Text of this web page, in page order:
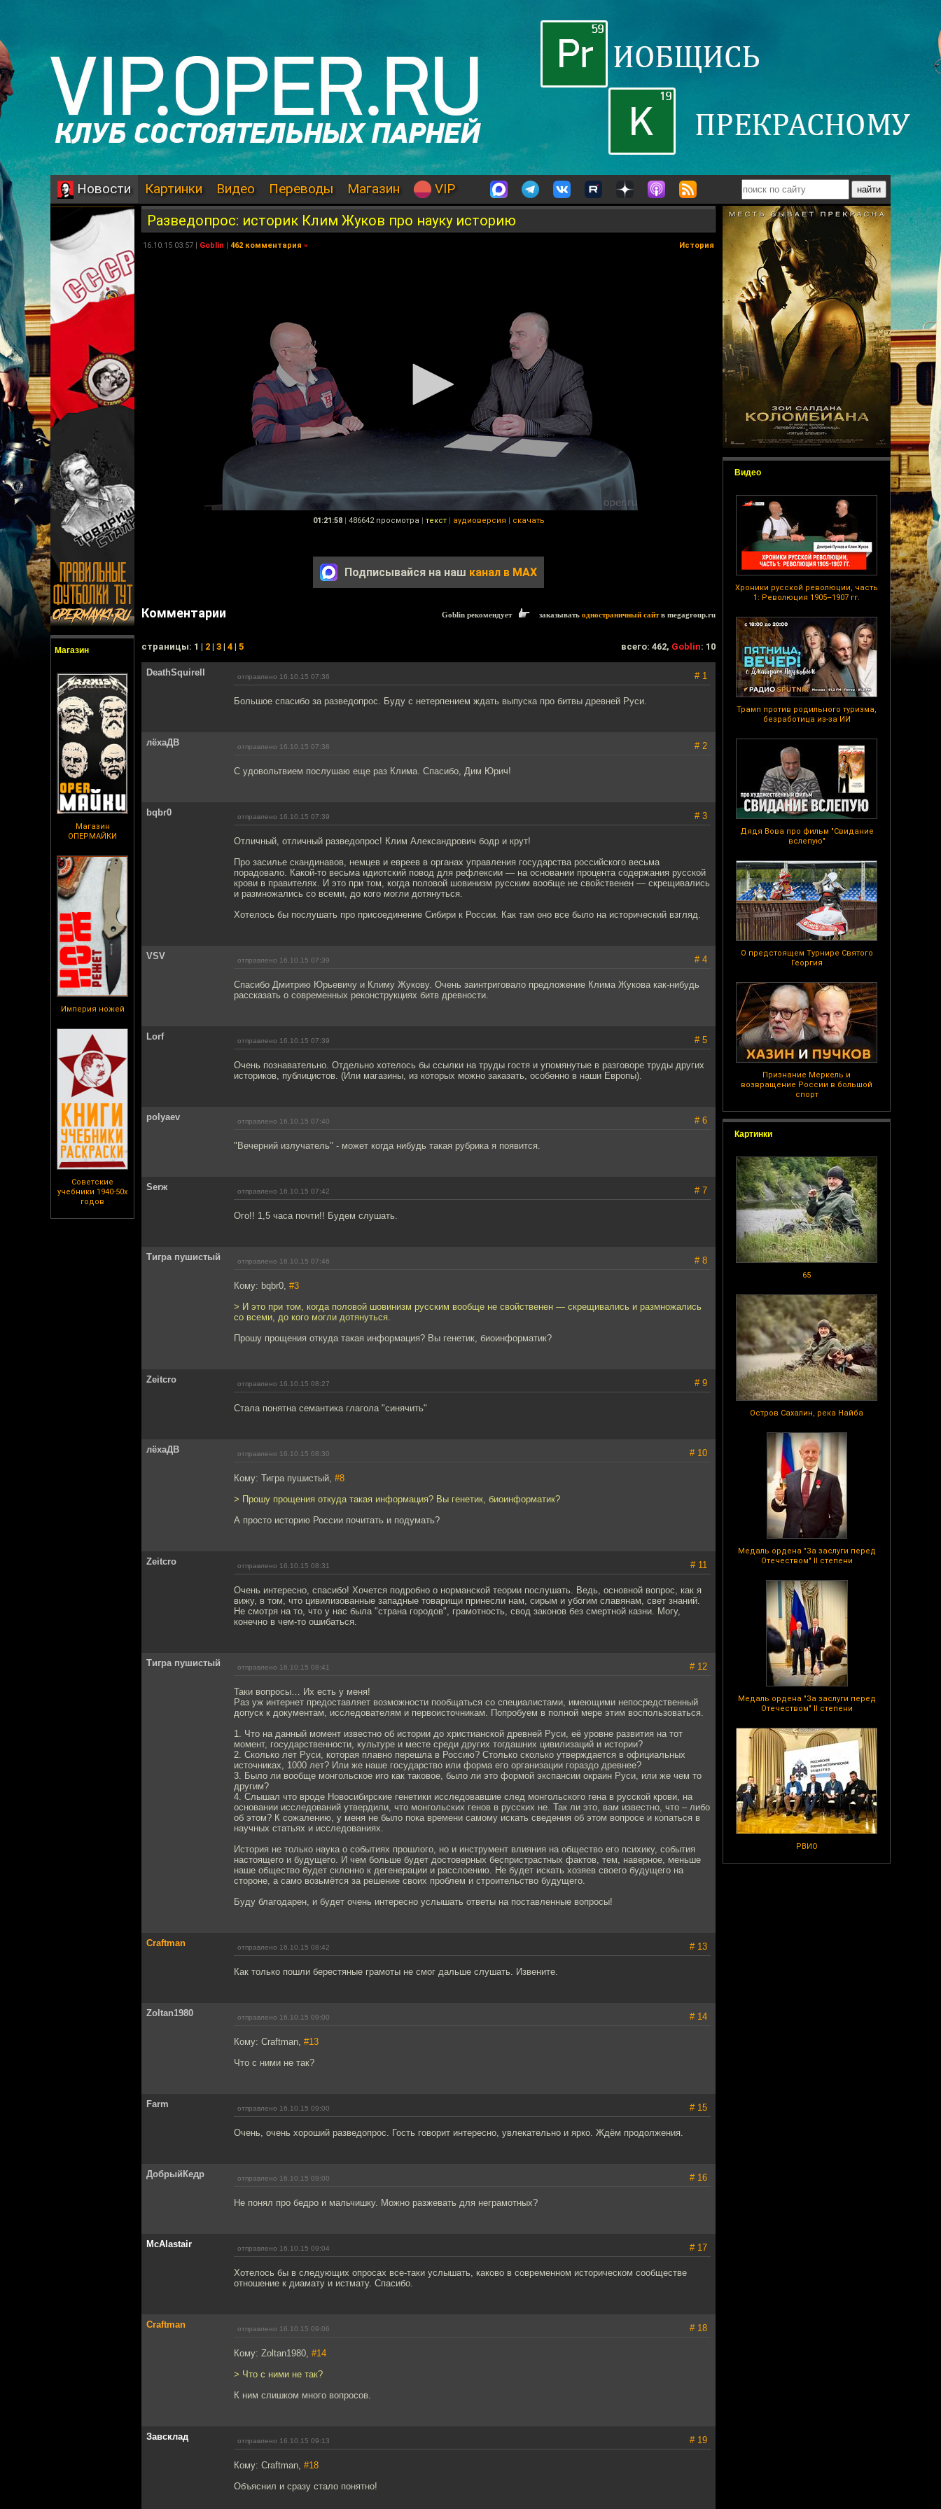
Новости Картинки Видео Переводы Магазин VIP
Магазин
Магазин
ОПЕРМАЙКИ
Империя ножей
Советские
учебники 1940-50х
годов
Видео
Хроники русской революции, часть
1: Революция 1905–1907 гг.
Трамп против родильного туризма,
безработица из-за ИИ
Дядя Вова про фильм "Свидание
вслепую"
О предстоящем Турнире Святого
Георгия
Признание Меркель и
возвращение России в большой
спорт
Картинки
65
Остров Сахалин, река Найба
Медаль ордена "За заслуги перед
Отечеством" II степени
Медаль ордена "За заслуги перед
Отечеством" II степени
РВИО
Разведопрос: историк Клим Жуков про науку историю
16.10.15 03:57 | Goblin | 462 комментария » История
01:21:58 | 486642 просмотра | текст | аудиоверсия | скачать
Подписывайся на наш канал в MAX
Комментарии Goblin рекомендует заказывать одностраничный сайтв megagroup.ru
cтраницы: 1 | 2 | 3 | 4 | 5 всего: 462, Goblin: 10
DeathSquirell отправлено 16.10.15 07:36 # 1
Большое спасибо за разведопрос. Буду с нетерпением ждать выпуска про битвы древней Руси.
лёхаДВ отправлено 16.10.15 07:38 # 2
С удовольтвием послушаю еще раз Клима. Спасибо, Дим Юрич!
bqbr0 отправлено 16.10.15 07:39 # 3
Отличный, отличный разведопрос! Клим Александрович бодр и крут!
Про засилье скандинавов, немцев и евреев в органах управления государства российского весьма
порадовало. Какой-то весьма идиотский повод для рефлексии — на основании процента содержания русской
крови в правителях. И это при том, когда половой шовинизм русским вообще не свойственен — скрещивались
и размножались со всеми, до кого могли дотянуться.
Хотелось бы послушать про присоединение Сибири к России. Как там оно все было на исторический взгляд.
VSV отправлено 16.10.15 07:39 # 4
Спасибо Дмитрию Юрьевичу и Климу Жукову. Очень заинтриговало предложение Клима Жукова как-нибудь
рассказать о современных реконструкциях битв древности.
Lorf отправлено 16.10.15 07:39 # 5
Очень познавательно. Отдельно хотелось бы ссылки на труды гостя и упомянутые в разговоре труды других
историков, публицистов. (Или магазины, из которых можно заказать, особенно в наши Европы).
polyaev отправлено 16.10.15 07:40 # 6
"Вечерний излучатель" - может когда нибудь такая рубрика я появится.
Serж отправлено 16.10.15 07:42 # 7
Ого!! 1,5 часа почти!! Будем слушать.
Тигра пушистый отправлено 16.10.15 07:46 # 8
Кому: bqbr0, #3
> И это при том, когда половой шовинизм русским вообще не свойственен — скрещивались и размножались
со всеми, до кого могли дотянуться.
Прошу прощения откуда такая информация? Вы генетик, биоинформатик?
Zeitcro отправлено 16.10.15 08:27 # 9
Стала понятна семантика глагола "синячить"
лёхаДВ отправлено 16.10.15 08:30 # 10
Кому: Тигра пушистый, #8
> Прошу прощения откуда такая информация? Вы генетик, биоинформатик?
А просто историю России почитать и подумать?
Zeitcro отправлено 16.10.15 08:31 # 11
Очень интересно, спасибо! Хочется подробно о норманской теории послушать. Ведь, основной вопрос, как я
вижу, в том, что цивилизованные западные товарищи принесли нам, сирым и убогим славянам, свет знаний.
Не смотря на то, что у нас была "страна городов", грамотность, свод законов без смертной казни. Могу,
конечно в чем-то ошибаться.
Тигра пушистый отправлено 16.10.15 08:41 # 12
Таки вопросы… Их есть у меня!
Раз уж интернет предоставляет возможности пообщаться со специалистами, имеющими непосредственный
допуск к документам, исследователям и первоисточникам. Попробуем в полной мере этим воспользоваться.
1. Что на данный момент известно об истории до христианской древней Руси, её уровне развития на тот
момент, государственности, культуре и месте среди других тогдашних цивилизаций и истории?
2. Сколько лет Руси, которая плавно перешла в Россию? Столько сколько утверждается в официальных
источниках, 1000 лет? Или же наше государство или форма его организации гораздо древнее?
3. Было ли вообще монгольское иго как таковое, было ли это формой экспансии окраин Руси, или же чем то
другим?
4. Слышал что вроде Новосибирские генетики исследовавшие след монгольского гена в русской крови, на
основании исследований утвердили, что монгольских генов в русских не. Так ли это, вам известно, что – либо
об этом? К сожалению, у меня не было пока времени самому искать сведения об этом вопросе и копаться в
научных статьях и исследованиях.
История не только наука о событиях прошлого, но и инструмент влияния на общество его психику, события
настоящего и будущего. И чем больше будет достоверных беспристрастных фактов, тем, наверное, меньше
наше общество будет склонно к дегенерации и расслоению. Не будет искать хозяев своего будущего на
стороне, а само возьмётся за решение своих проблем и строительство будущего.
Буду благодарен, и будет очень интересно услышать ответы на поставленные вопросы!
Craftman отправлено 16.10.15 08:42 # 13
Как только пошли берестяные грамоты не смог дальше слушать. Извените.
Zoltan1980 отправлено 16.10.15 09:00 # 14
Кому: Craftman, #13
Что с ними не так?
Farm отправлено 16.10.15 09:00 # 15
Очень, очень хороший разведопрос. Гость говорит интересно, увлекательно и ярко. Ждём продолжения.
ДобрыйКедр отправлено 16.10.15 09:00 # 16
Не понял про бедро и мальчишку. Можно разжевать для неграмотных?
McAlastair отправлено 16.10.15 09:04 # 17
Хотелось бы в следующих опросах все-таки услышать, каково в современном историческом сообществе
отношение к диамату и истмату. Спасибо.
Craftman отправлено 16.10.15 09:06 # 18
Кому: Zoltan1980, #14
> Что с ними не так?
К ним слишком много вопросов.
Завсклад отправлено 16.10.15 09:13 # 19
Кому: Craftman, #18
Объяснил и сразу стало понятно!